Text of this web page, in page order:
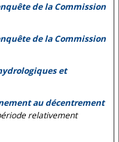
de la Commission
de la Commission
et
au décentrement
relativement